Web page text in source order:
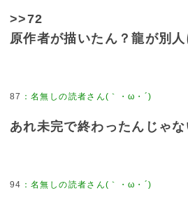
>>72
原作者が描いたん？龍が別
87
あれ未完で終わったんじゃな
94